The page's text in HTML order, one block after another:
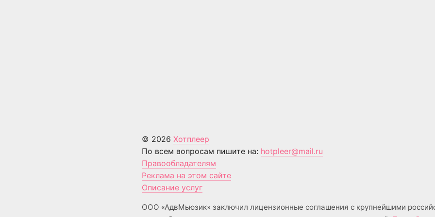
© 2026 Хотплеер
По всем вопросам пишите на: hotpleer@mail.ru
Правообладателям
Реклама на этом сайте
Описание услуг
ООО «АдвМьюзик» заключил лицензионные соглашения с крупнейшими